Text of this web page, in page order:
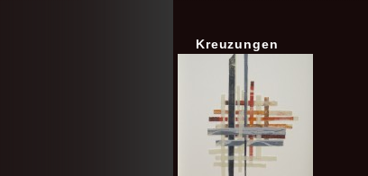
Kreuzungen